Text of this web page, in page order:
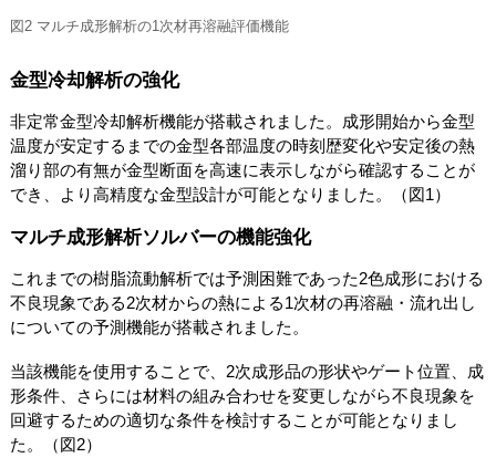
図2 マルチ成形解析の1次材再溶融評価機能
金型冷却解析の強化
非定常金型冷却解析機能が搭載されました。成形開始から金型
温度が安定するまでの金型各部温度の時刻歴変化や安定後の熱
溜り部の有無が金型断面を高速に表示しながら確認することが
でき、より高精度な金型設計が可能となりました。（図1）
マルチ成形解析ソルバーの機能強化
これまでの樹脂流動解析では予測困難であった2色成形における
不良現象である2次材からの熱による1次材の再溶融・流れ出し
についての予測機能が搭載されました。
当該機能を使用することで、2次成形品の形状やゲート位置、成
形条件、さらには材料の組み合わせを変更しながら不良現象を
回避するための適切な条件を検討することが可能となりまし
た。（図2）